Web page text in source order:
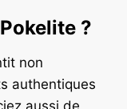
?
non
authentiques